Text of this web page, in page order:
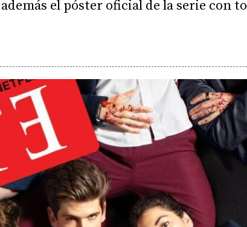
el póster oficial de la serie con